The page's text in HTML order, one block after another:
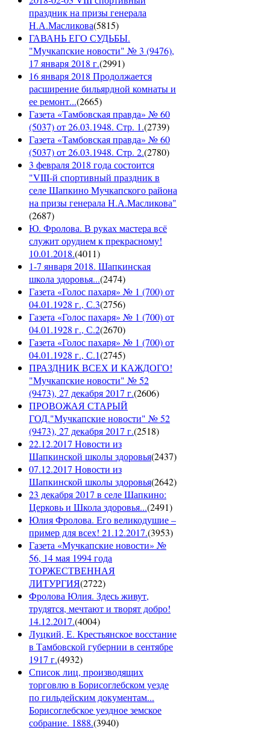
праздник на призы генерала
Н.А.Масликова(5815)
ГАВАНЬ ЕГО СУДЬБЫ.
"Мучкапские новости" № 3 (9476),
17 января 2018 г.(2991)
16 января 2018 Продолжается
расширение бильярдной комнаты и
ее ремонт...(2665)
Газета «Тамбовская правда» № 60
(5037) от 26.03.1948. Стр. 1.(2739)
Газета «Тамбовская правда» № 60
(5037) от 26.03.1948. Стр. 2.(2780)
3 февраля 2018 года состоится
"VIII-й спортивный праздник в
селе Шапкино Мучкапского района
на призы генерала Н.А.Масликова"
(2687)
Ю. Фролова. В руках мастера всё
служит орудием к прекрасному!
10.01.2018.(4011)
1-7 января 2018. Шапкинская
школа здоровья...(2474)
Газета «Голос пахаря» № 1 (700) от
04.01.1928 г., С.3(2756)
Газета «Голос пахаря» № 1 (700) от
04.01.1928 г., С.2(2670)
Газета «Голос пахаря» № 1 (700) от
04.01.1928 г., С.1(2745)
ПРАЗДНИК ВСЕХ И КАЖДОГО!
"Мучкапские новости" № 52
(9473), 27 декабря 2017 г.(2606)
ПРОВОЖАЯ СТАРЫЙ
ГОД."Мучкапские новости" № 52
(9473), 27 декабря 2017 г.(2518)
22.12.2017 Новости из
Шапкинской школы здоровья(2437)
07.12.2017 Новости из
Шапкинской школы здоровья(2642)
23 декабря 2017 в селе Шапкино:
Церковь и Школа здоровья...(2491)
Юлия Фролова. Его великодушие –
пример для всех! 21.12.2017.(3953)
Газета «Мучкапские новости» №
56, 14 мая 1994 года
ТОРЖЕСТВЕННАЯ
ЛИТУРГИЯ(2722)
Фролова Юлия. Здесь живут,
трудятся, мечтают и творят добро!
14.12.2017.(4004)
Луцкий, Е. Крестьянское восстание
в Тамбовской губернии в сентябре
1917 г.(4932)
Список лиц, производящих
торговлю в Борисоглебском уезде
по гильдейским документам...
Борисоглебское уездное земское
собрание. 1888.(3940)